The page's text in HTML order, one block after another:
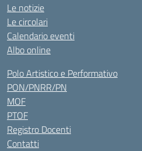
Le notizie
Le circolari
Calendario eventi
Albo online
Polo Artistico e Performativo
PON/PNRR/PN
MOF
PTOF
Registro Docenti
Contatti